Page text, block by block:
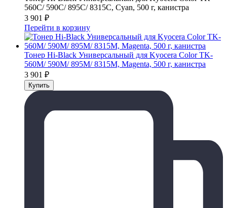
560C/ 590C/ 895C/ 8315C, Cyan, 500 г, канистра
3 901 ₽
Перейти в корзину
Тонер Hi-Black Универсальный для Kyocera Color TK-
560M/ 590M/ 895M/ 8315M, Magenta, 500 г, канистра
3 901 ₽